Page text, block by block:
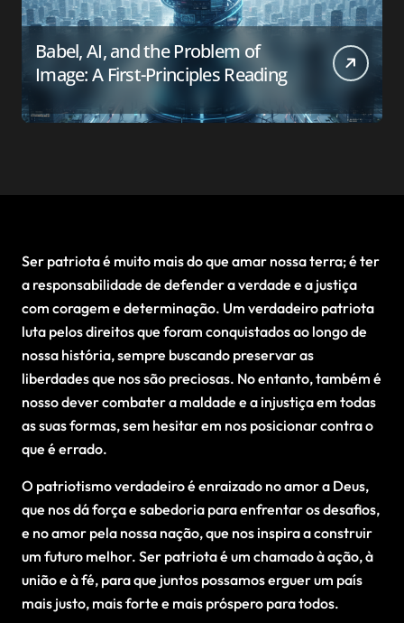
Babel, AI, and the Problem of
Image: A First-Principles Reading
Ser patriota é muito mais do que amar nossa terra; é ter
a responsabilidade de defender a verdade e a justiça
com coragem e determinação. Um verdadeiro patriota
luta pelos direitos que foram conquistados ao longo de
nossa história, sempre buscando preservar as
liberdades que nos são preciosas. No entanto, também é
nosso dever combater a maldade e a injustiça em todas
as suas formas, sem hesitar em nos posicionar contra o
que é errado.
O patriotismo verdadeiro é enraizado no amor a Deus,
que nos dá força e sabedoria para enfrentar os desafios,
e no amor pela nossa nação, que nos inspira a construir
um futuro melhor. Ser patriota é um chamado à ação, à
união e à fé, para que juntos possamos erguer um país
mais justo, mais forte e mais próspero para todos.